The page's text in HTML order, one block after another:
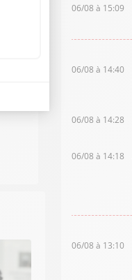
06/08 à 15:09
06/08 à 14:40
06/08 à 14:28
06/08 à 14:18
06/08 à 13:10